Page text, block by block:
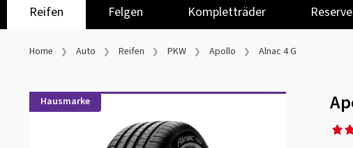
Reifen
Felgen Kompletträder
Home Auto Reifen PKW Apollo Alnac 4 G
Hausmarke